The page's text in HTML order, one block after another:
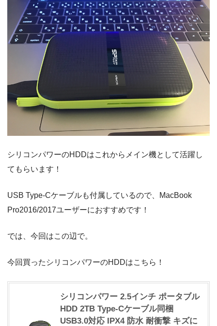
シリコンパワーのHDDはこれからメイン機として活躍し
てもらいます！
USB Type-Cケーブルも付属しているので、MacBook
Pro2016/2017ユーザーにおすすめです！
では、今回はこの辺で。
今回買ったシリコンパワーのHDDはこちら！
シリコンパワー 2.5インチ ポータブル
HDD 2TB Type-Cケーブル同梱
USB3.0対応 IPX4 防水 耐衝撃 キズに